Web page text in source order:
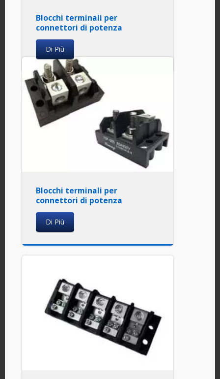
Blocchi terminali per
connettori di potenza
Di Più
Blocchi terminali per
connettori di potenza
Di Più